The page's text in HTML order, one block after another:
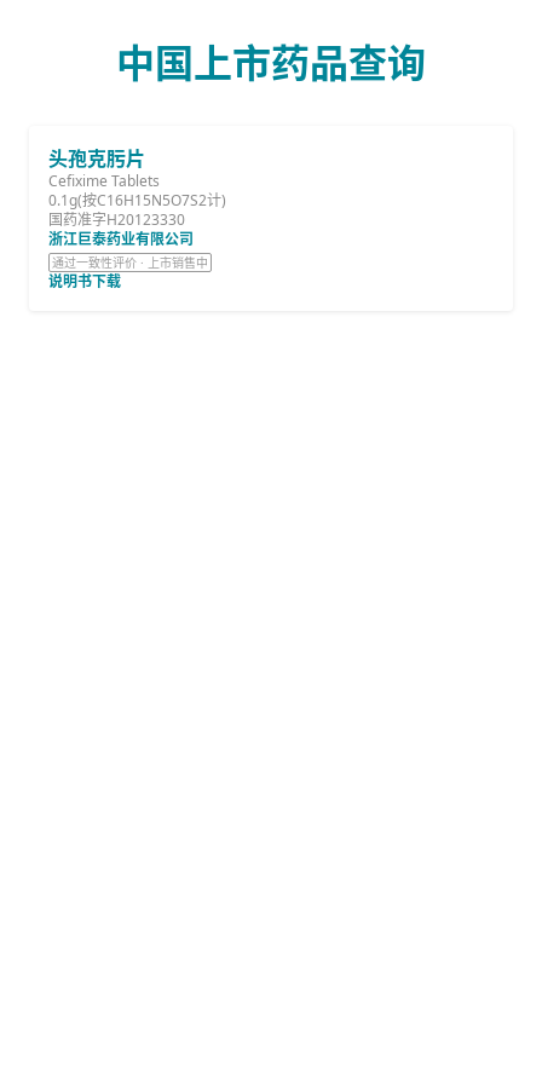
中国上市药品查询
头孢克肟片
Cefixime Tablets
0.1g(按C16H15N5O7S2计)
国药准字H20123330
浙江巨泰药业有限公司
通过一致性评价 · 上市销售中
说明书下载